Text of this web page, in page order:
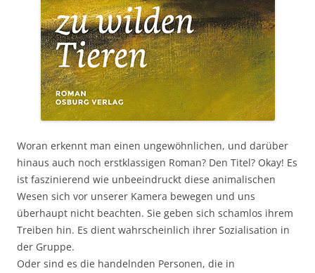
Woran erkennt man einen ungewöhnlichen, und darüber
hinaus auch noch erstklassigen Roman? Den Titel? Okay! Es
ist faszinierend wie unbeeindruckt diese animalischen
Wesen sich vor unserer Kamera bewegen und uns
überhaupt nicht beachten. Sie geben sich schamlos ihrem
Treiben hin. Es dient wahrscheinlich ihrer Sozialisation in
der Gruppe.
Oder sind es die handelnden Personen, die in